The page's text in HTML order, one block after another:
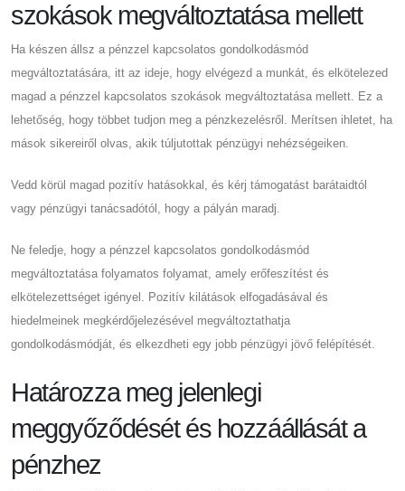
szokások megváltoztatása mellett
Ha készen állsz a pénzzel kapcsolatos gondolkodásmód
megváltoztatására, itt az ideje, hogy elvégezd a munkát, és elkötelezed
magad a pénzzel kapcsolatos szokások megváltoztatása mellett. Ez a
lehetőség, hogy többet tudjon meg a pénzkezelésről. Merítsen ihletet, ha
mások sikereiről olvas, akik túljutottak pénzügyi nehézségeiken.
Vedd körül magad pozitív hatásokkal, és kérj támogatást barátaidtól
vagy pénzügyi tanácsadótól, hogy a pályán maradj.
Ne feledje, hogy a pénzzel kapcsolatos gondolkodásmód
megváltoztatása folyamatos folyamat, amely erőfeszítést és
elkötelezettséget igényel. Pozitív kilátások elfogadásával és
hiedelmeinek megkérdőjelezésével megváltoztathatja
gondolkodásmódját, és elkezdheti egy jobb pénzügyi jövő felépítését.
Határozza meg jelenlegi
meggyőződését és hozzáállását a
pénzhez